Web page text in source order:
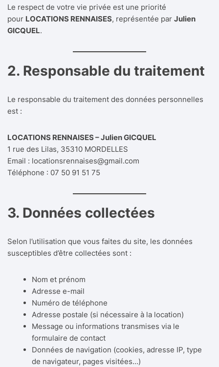
Le respect de votre vie privée est une priorité
pour LOCATIONS RENNAISES, représentée par Julien
GICQUEL.
2. Responsable du traitement
Le responsable du traitement des données personnelles
est :
LOCATIONS RENNAISES – Julien GICQUEL
1 rue des Lilas, 35310 MORDELLES
Email : locationsrennaises@gmail.com
Téléphone : 07 50 91 51 75
3. Données collectées
Selon l’utilisation que vous faites du site, les données
susceptibles d’être collectées sont :
Nom et prénom
Adresse e-mail
Numéro de téléphone
Adresse postale (si nécessaire à la location)
Message ou informations transmises via le
formulaire de contact
Données de navigation (cookies, adresse IP, type
de navigateur, pages visitées…)